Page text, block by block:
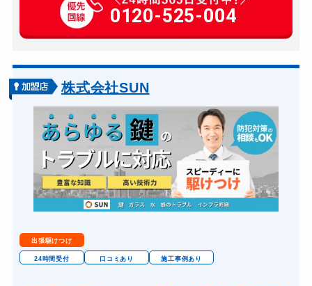
金庫カギ開け 30,000円～（税別）
金庫カギ修理 別途お見積り
ロッカーカギ開け
ドアノブカギ開け 別途お見積り
ドアノブカギ作成 別途お見積り
ドアノブカギ交換 別途お見積り
0120-525-004
株式会社SUN
出張駆けつけ
24時間受付 口コミあり 施工事例あり